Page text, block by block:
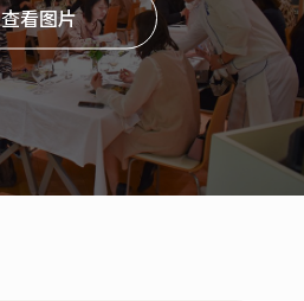
查看图片